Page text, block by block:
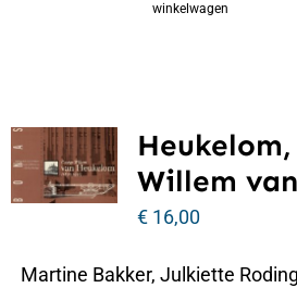
winkelwagen
Willem van
€16,00
Martine Bakker, Julkiette